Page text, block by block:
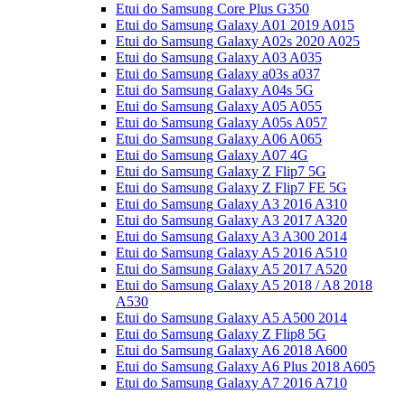
Etui do Samsung Core Plus G350
Etui do Samsung Galaxy A01 2019 A015
Etui do Samsung Galaxy A02s 2020 A025
Etui do Samsung Galaxy A03 A035
Etui do Samsung Galaxy a03s a037
Etui do Samsung Galaxy A04s 5G
Etui do Samsung Galaxy A05 A055
Etui do Samsung Galaxy A05s A057
Etui do Samsung Galaxy A06 A065
Etui do Samsung Galaxy A07 4G
Etui do Samsung Galaxy Z Flip7 5G
Etui do Samsung Galaxy Z Flip7 FE 5G
Etui do Samsung Galaxy A3 2016 A310
Etui do Samsung Galaxy A3 2017 A320
Etui do Samsung Galaxy A3 A300 2014
Etui do Samsung Galaxy A5 2016 A510
Etui do Samsung Galaxy A5 2017 A520
Etui do Samsung Galaxy A5 2018 / A8 2018
A530
Etui do Samsung Galaxy A5 A500 2014
Etui do Samsung Galaxy Z Flip8 5G
Etui do Samsung Galaxy A6 2018 A600
Etui do Samsung Galaxy A6 Plus 2018 A605
Etui do Samsung Galaxy A7 2016 A710